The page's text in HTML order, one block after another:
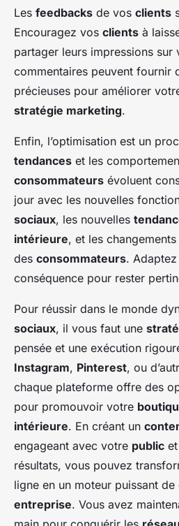
Les feedbacks de vos clients
Encouragez vos clients à
partager leurs impressions sur
commentaires peuvent fournir
précieuses pour améliorer
stratégie marketing.
Enfin, l’optimisation est un
tendances et les
consommateurs évoluent
jour avec les nouvelles
sociaux, les nouvelles
intérieure, et les
des consommateurs.
conséquence pour rester
Pour réussir dans le monde
sociaux, il vous faut une
pensée et une exécution
Instagram, Pinterest, ou
chaque plateforme offre des
pour promouvoir votre
intérieure. En créant un
engageant avec votre public
résultats, vous pouvez
ligne en un moteur puissant
entreprise. Vous avez